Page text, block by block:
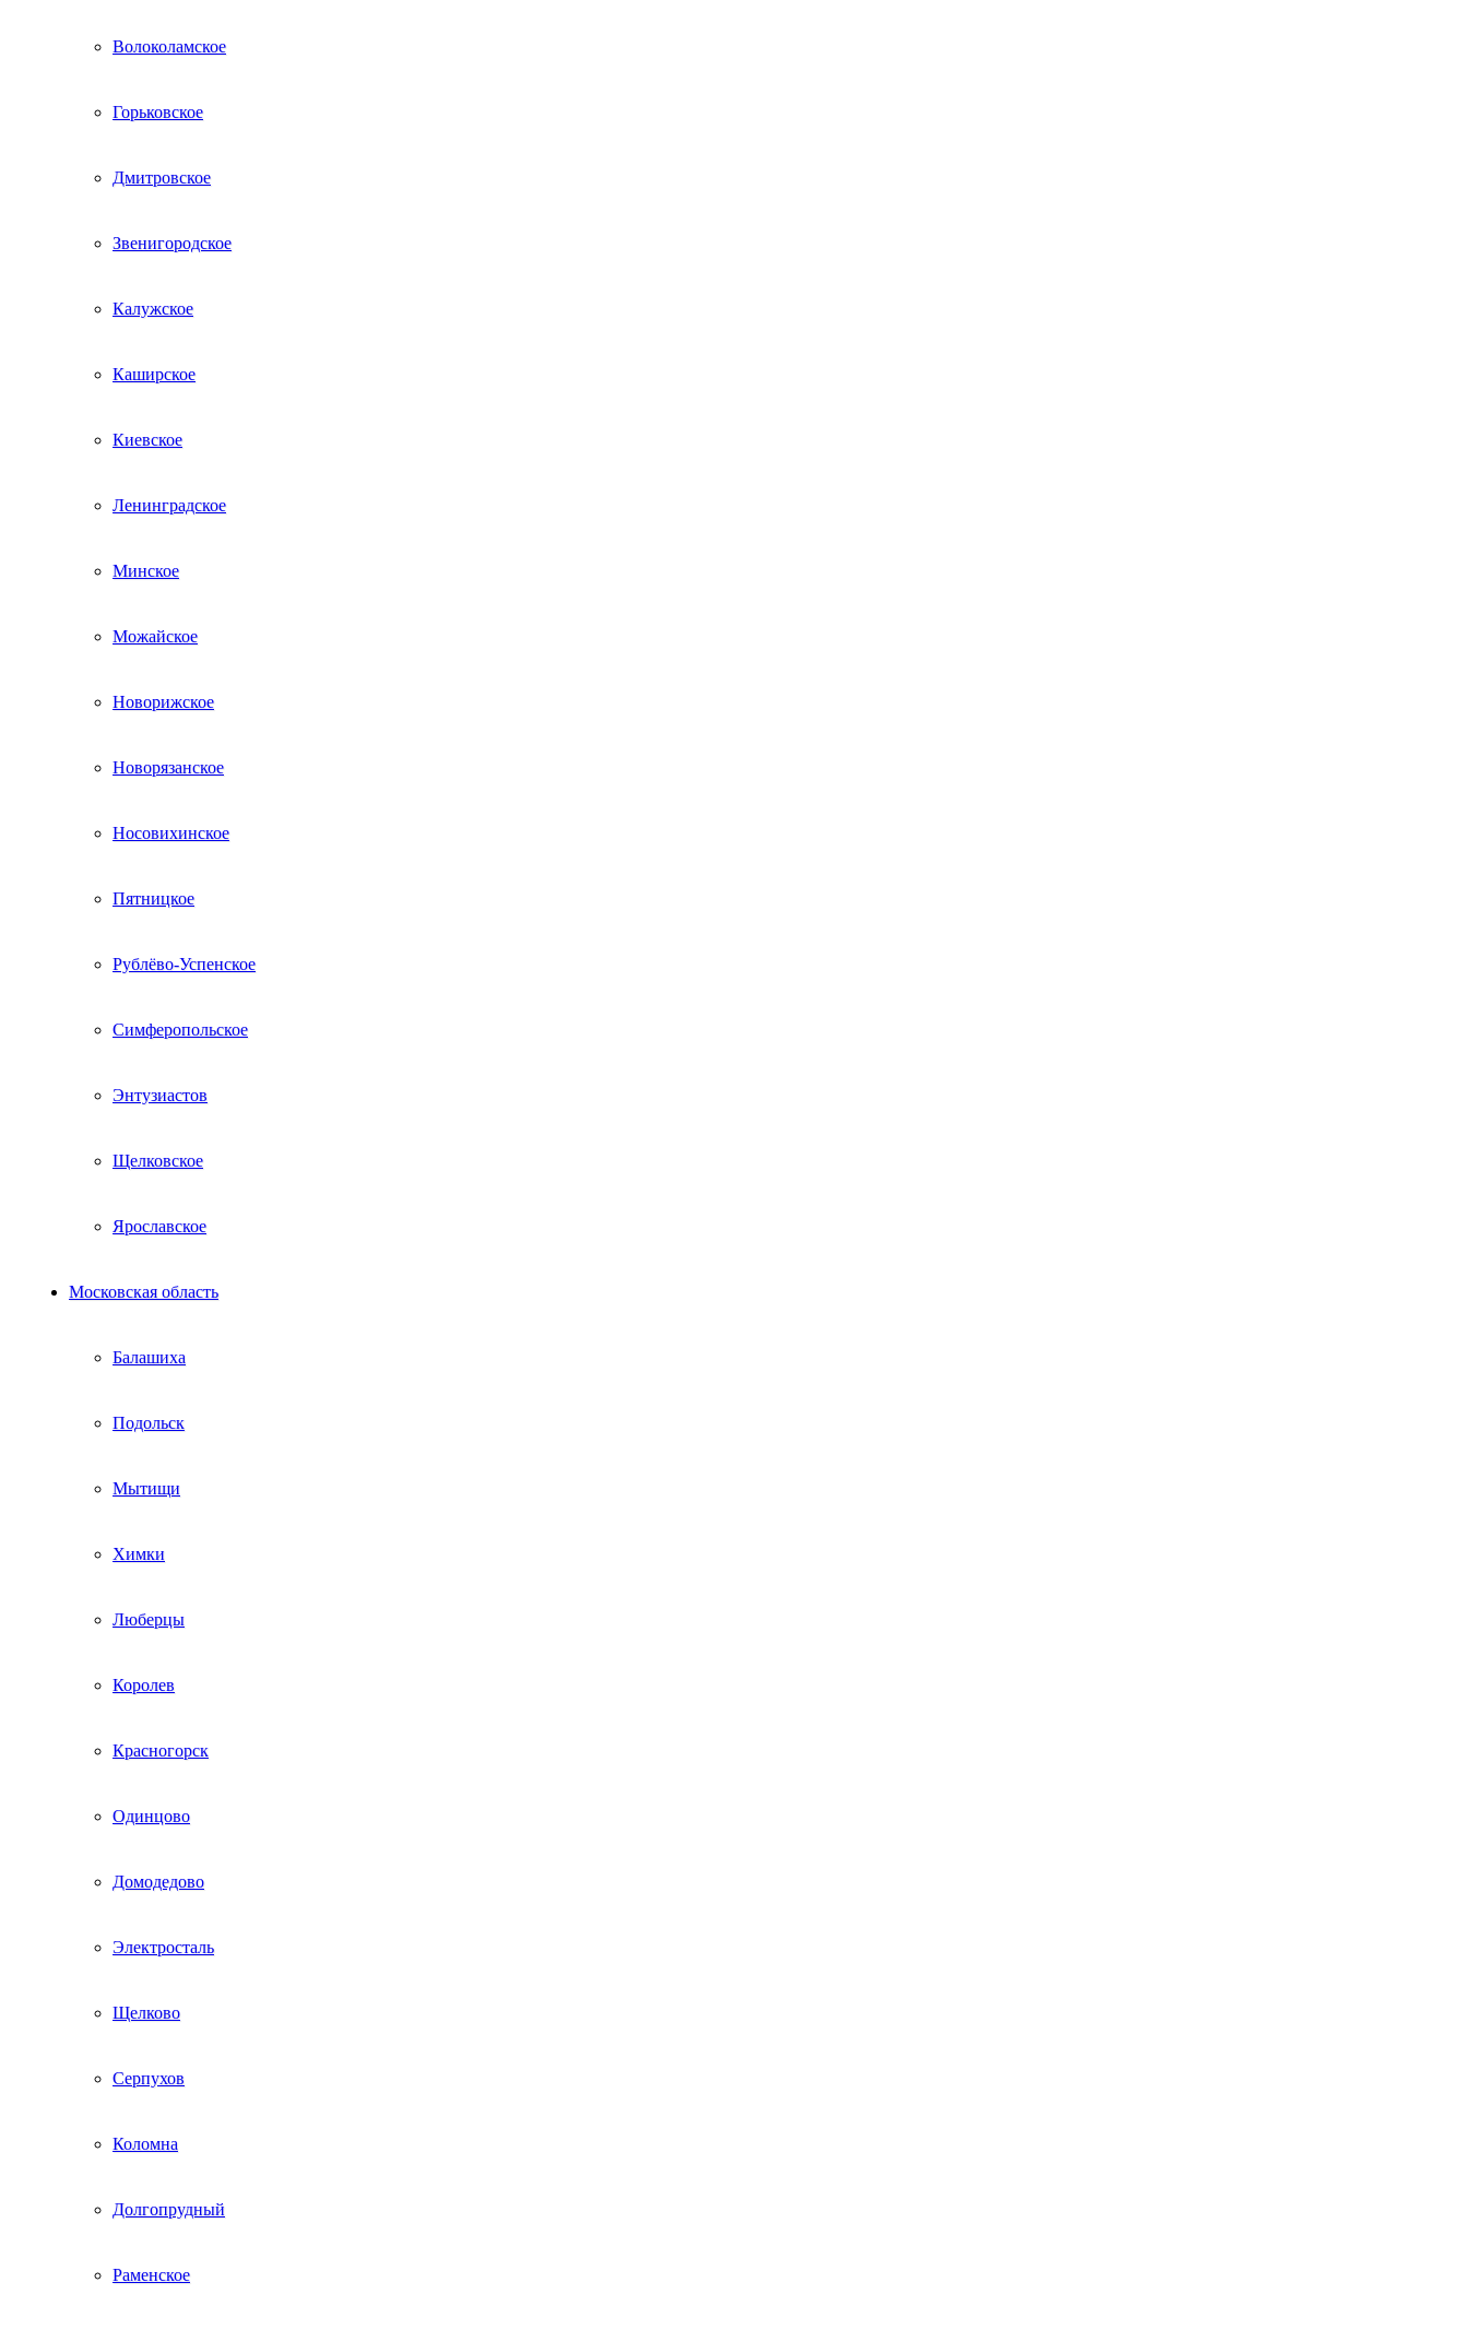
Волоколамское
Горьковское
Дмитровское
Звенигородское
Калужское
Каширское
Киевское
Ленинградское
Минское
Можайское
Новорижское
Новорязанское
Носовихинское
Пятницкое
Рублёво-Успенское
Симферопольское
Энтузиастов
Щелковское
Ярославское
Московская область
Балашиха
Подольск
Мытищи
Химки
Люберцы
Королев
Красногорск
Одинцово
Домодедово
Электросталь
Щелково
Серпухов
Коломна
Долгопрудный
Раменское